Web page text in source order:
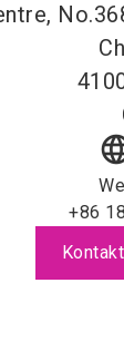
+86